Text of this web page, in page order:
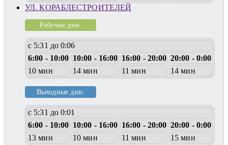
УЛ. КОРАБЛЕСТРОИТЕЛЕЙ
Рабочие дни:
с 5:31 до 0:06
6:00 - 10:00 10:00 - 16:00 16:00 - 20:00 20:00 - 0:00
10 мин
14 мин 11 мин 14 мин
Выходные дни:
с 5:31 до 0:01
6:00 - 10:00 10:00 - 16:00 16:00 - 20:00 20:00 - 0:00
13 мин
10 мин 11 мин
15 мин